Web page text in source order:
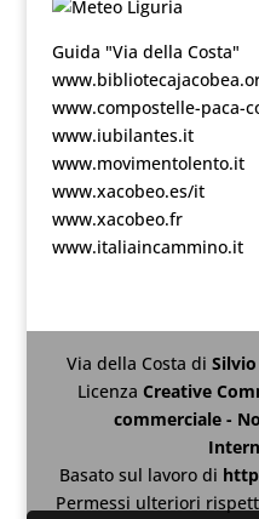
Guida "Via della Costa"
www.compostelle-paca-
www.iubilantes.it
www.movimentolento.it
www.xacobeo.es/it
www.xacobeo.fr
www.italiaincammino.it
Via della Costa di
LicenzaCreative
commerciale -
Basato sul lavoro di
Permessi ulteriori